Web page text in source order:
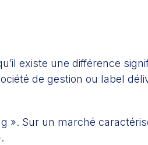
existe une différence
de gestion ou label
». Sur un marché